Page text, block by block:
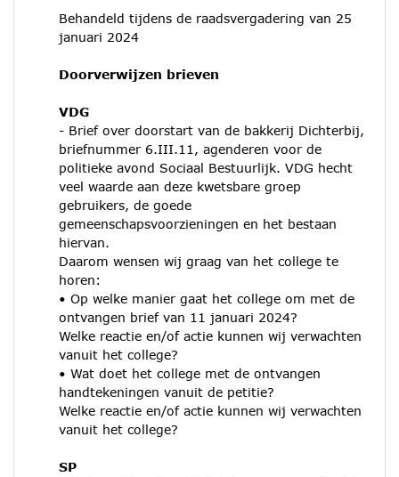
Behandeld tijdens de raadsvergadering van 25
januari 2024
Doorverwijzen brieven
VDG
- Brief over doorstart van de bakkerij Dichterbij,
briefnummer 6.III.11, agenderen voor de
politieke avond Sociaal Bestuurlijk. VDG hecht
veel waarde aan deze kwetsbare groep
gebruikers, de goede
gemeenschapsvoorzieningen en het bestaan
hiervan.
Daarom wensen wij graag van het college te
horen:
• Op welke manier gaat het college om met de
ontvangen brief van 11 januari 2024?
Welke reactie en/of actie kunnen wij verwachten
vanuit het college?
• Wat doet het college met de ontvangen
handtekeningen vanuit de petitie?
Welke reactie en/of actie kunnen wij verwachten
vanuit het college?
SP